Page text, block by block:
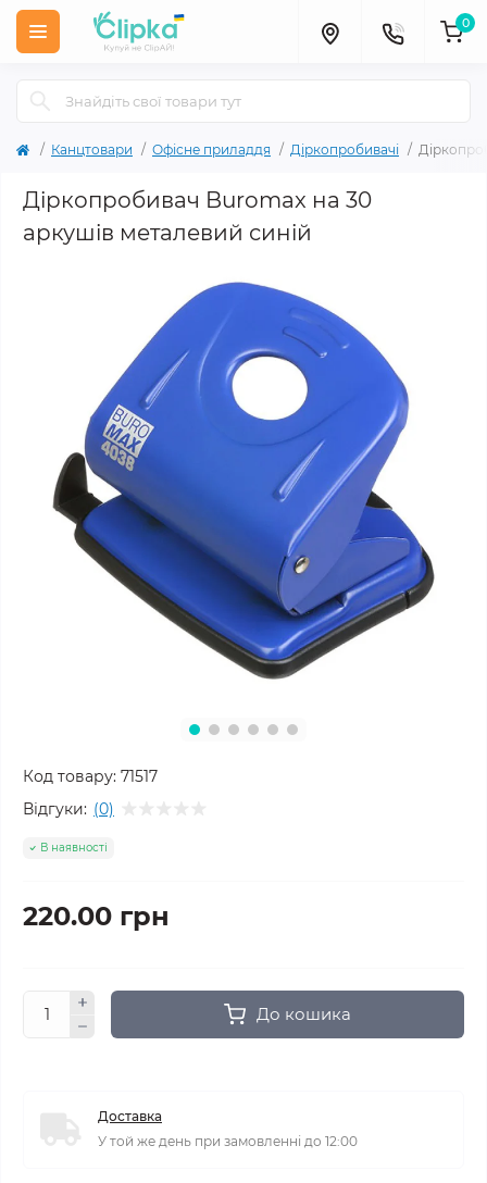
0
Канцтовари Офісне приладдя Діркопробивачі
Діркопробивач Buromax на 30
аркушів металевий синій
Код товару: 71517
Відгуки: (0)
В наявності
220.00 грн
До кошика
Доставка
У той же день при замовленні до 12:00